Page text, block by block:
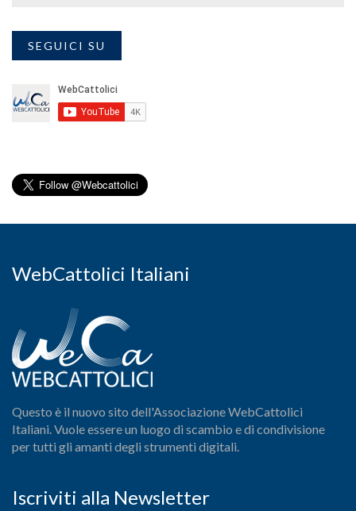
SEGUICI SU
WebCattolici Italiani
Questo è il nuovo sito dell'Associazione WebCattolici
Italiani. Vuole essere un luogo di scambio e di condivisione
per tutti gli amanti degli strumenti digitali.
Iscriviti alla Newsletter